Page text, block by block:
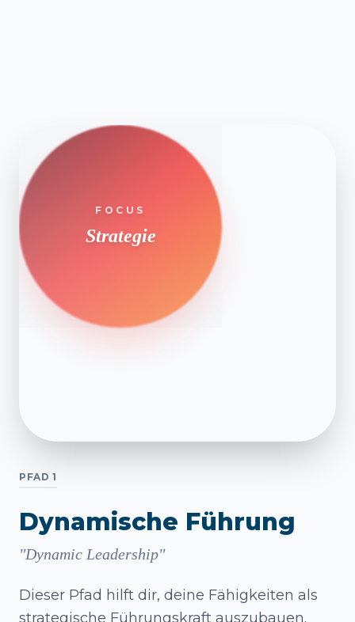
FOCUS
Strategie
PFAD 1
Dynamische Führung
"Dynamic Leadership"
Dieser Pfad hilft dir, deine Fähigkeiten als
strategische Führungskraft auszubauen.